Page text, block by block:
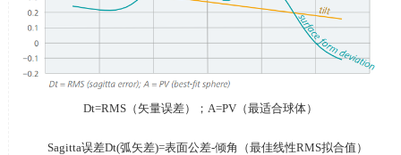
Dt=RMS（矢量误差）； A=PV （最适合球体）
Sagitta误差Dt(弧矢差)=表面公差-倾角（最佳线性RMS拟合值）